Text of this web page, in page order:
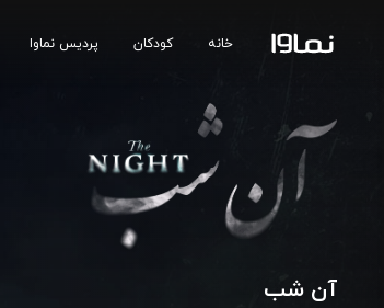
خانه کودکان پردیس نماوا
آن شب